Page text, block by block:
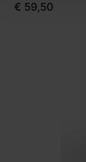
€ 59,50